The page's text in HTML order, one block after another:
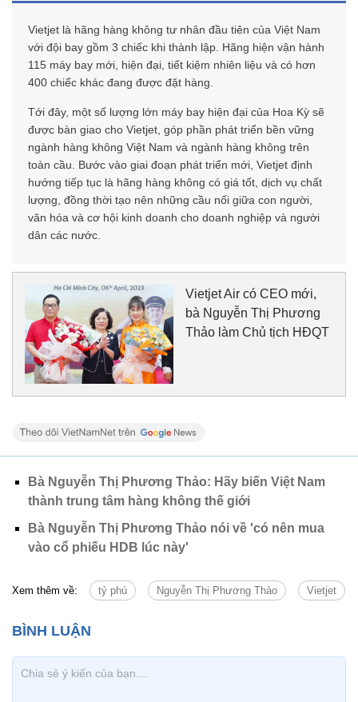
Vietjet là hãng hàng không tư nhân đầu tiên của Việt Nam
với đội bay gồm 3 chiếc khi thành lập. Hãng hiện vận hành
115 máy bay mới, hiện đại, tiết kiệm nhiên liệu và có hơn
400 chiếc khác đang được đặt hàng.
Tới đây, một số lượng lớn máy bay hiện đại của Hoa Kỳ sẽ
được bàn giao cho Vietjet, góp phần phát triển bền vững
ngành hàng không Việt Nam và ngành hàng không trên
toàn cầu. Bước vào giai đoạn phát triển mới, Vietjet định
hướng tiếp tục là hãng hàng không có giá tốt, dịch vụ chất
lượng, đồng thời tạo nên những cầu nối giữa con người,
văn hóa và cơ hội kinh doanh cho doanh nghiệp và người
dân các nước.
Vietjet Air có CEO mới,
bà Nguyễn Thị Phương
Thảo làm Chủ tịch HĐQT
Bà Nguyễn Thị Phương Thảo: Hãy biến Việt Nam
thành trung tâm hàng không thế giới
Bà Nguyễn Thị Phương Thảo nói về 'có nên mua
vào cổ phiếu HDB lúc này'
Xem thêm về: tỷ phú Nguyễn Thị Phương Thảo Vietjet